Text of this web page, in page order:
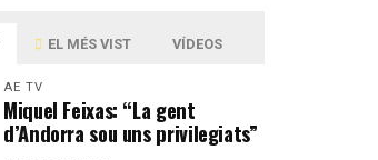
EL MÉS VIST VÍDEOS
AE TV
Miquel Feixas: “La gent
d’Andorra sou uns privilegiats”